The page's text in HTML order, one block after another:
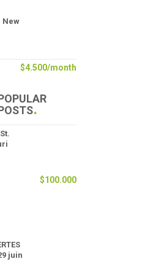
New
$4.500/month
$100.000
juin